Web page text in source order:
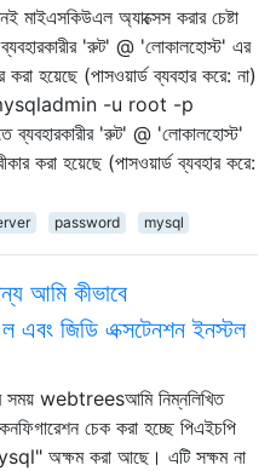
মাইএসকিউএল অ্যাক্সেস করার চেষ্টা
'রুট' @ 'লোকালহোস্ট' এর
হয়েছে (পাসওয়ার্ড ব্যবহার করে: না)
mysqladmin -u root -p
'রুট' @ 'লোকালহোস্ট'
করা হয়েছে (পাসওয়ার্ড ব্যবহার করে:
password mysql
আমি কীভাবে
এবং জিডি এক্সটেনশন ইনস্টল
সময় webtreesআমি নিম্নলিখিত
চেক করা হচ্ছে পিএইচপি
অক্ষম করা আছে। এটি সক্ষম না